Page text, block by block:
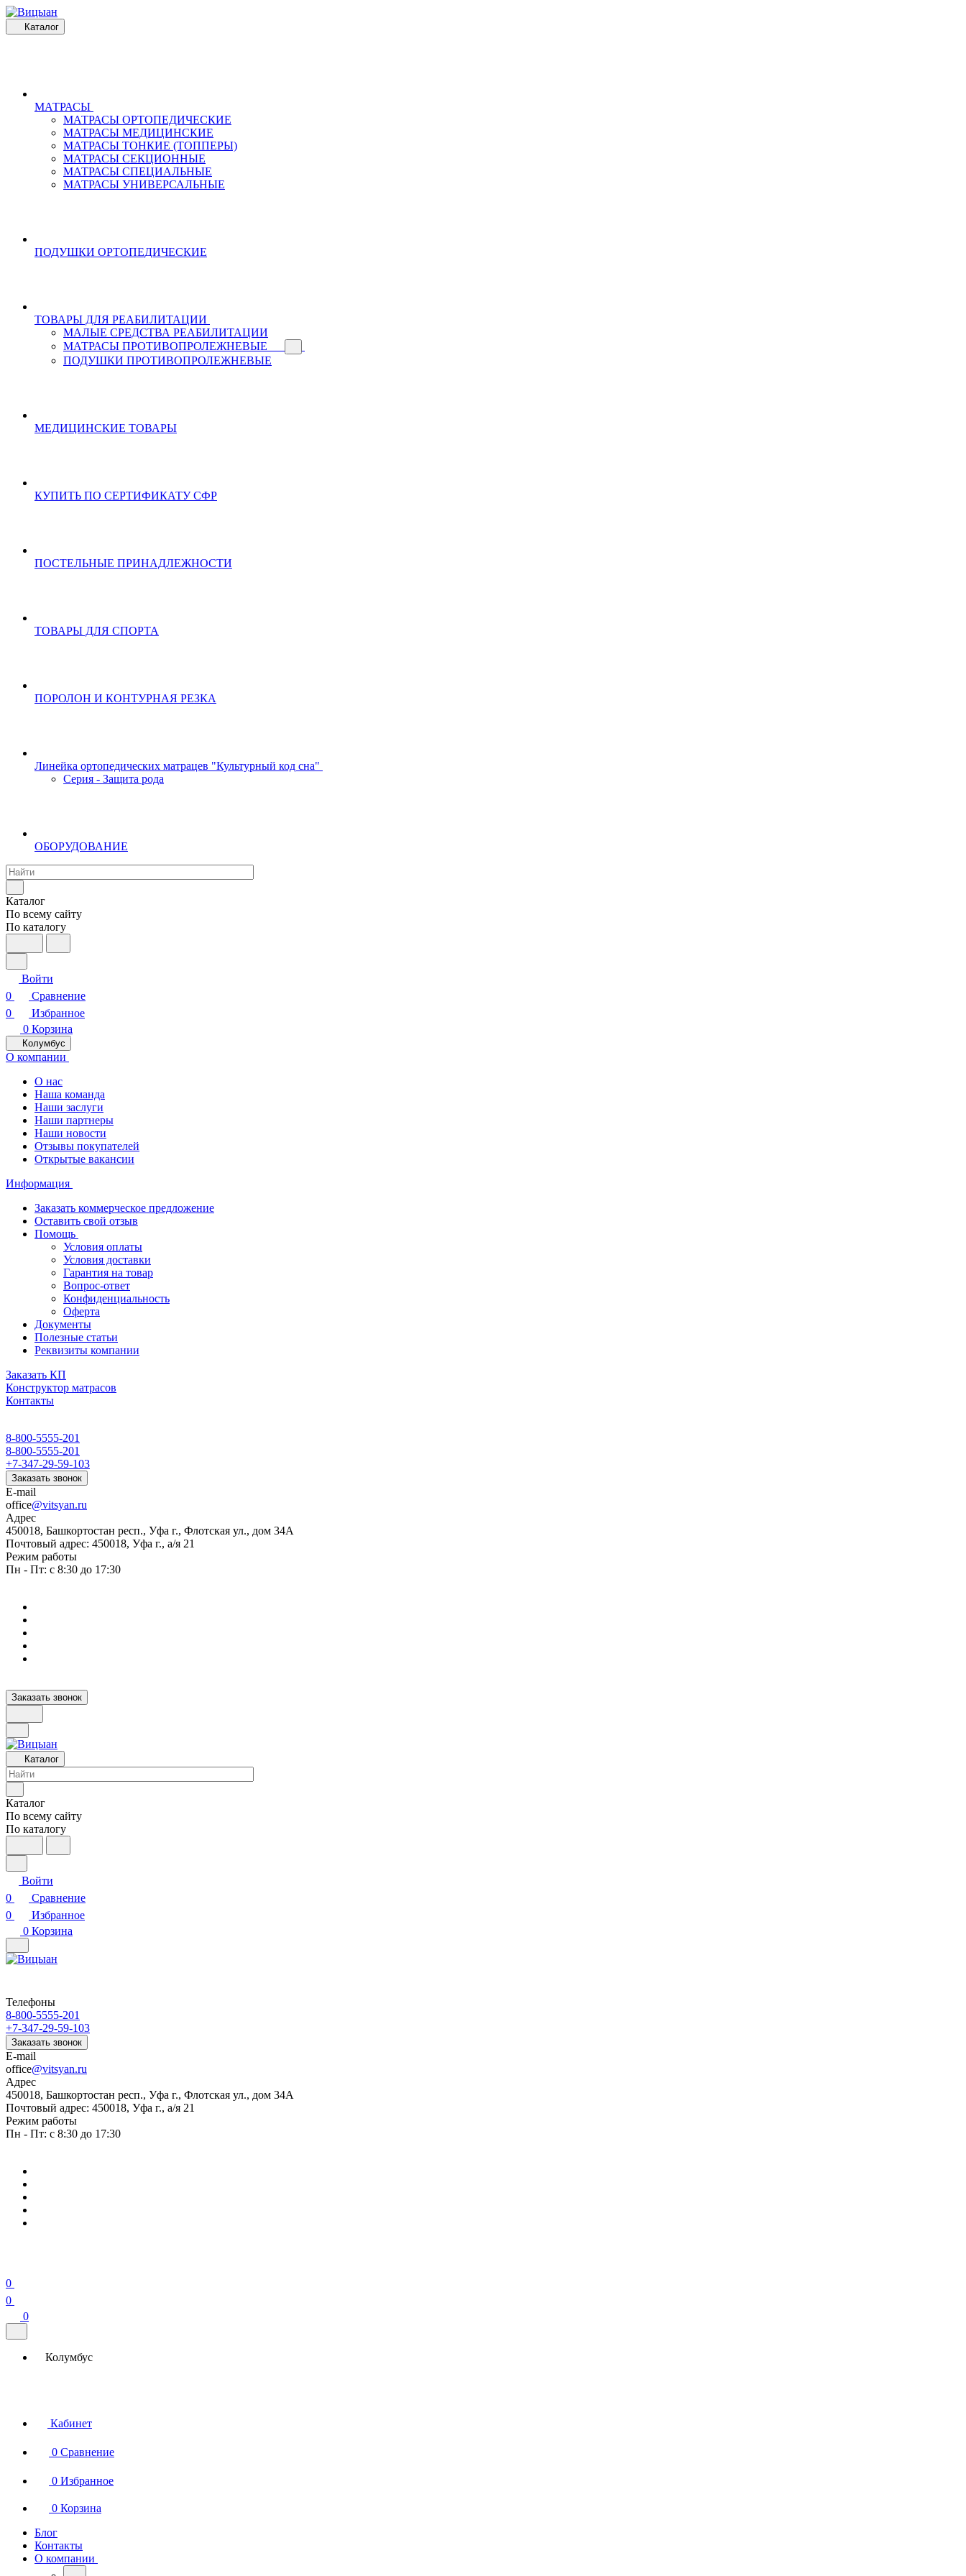
Каталог
МАТРАСЫ
МАТРАСЫ ОРТОПЕДИЧЕСКИЕ
МАТРАСЫ МЕДИЦИНСКИЕ
МАТРАСЫ ТОНКИЕ (ТОППЕРЫ)
МАТРАСЫ СЕКЦИОННЫЕ
МАТРАСЫ СПЕЦИАЛЬНЫЕ
МАТРАСЫ УНИВЕРСАЛЬНЫЕ
ПОДУШКИ ОРТОПЕДИЧЕСКИЕ
ТОВАРЫ ДЛЯ РЕАБИЛИТАЦИИ
МАЛЫЕ СРЕДСТВА РЕАБИЛИТАЦИИ
МАТРАСЫ ПРОТИВОПРОЛЕЖНЕВЫЕ
ПОДУШКИ ПРОТИВОПРОЛЕЖНЕВЫЕ
МЕДИЦИНСКИЕ ТОВАРЫ
КУПИТЬ ПО СЕРТИФИКАТУ СФР
ПОСТЕЛЬНЫЕ ПРИНАДЛЕЖНОСТИ
ТОВАРЫ ДЛЯ СПОРТА
ПОРОЛОН И КОНТУРНАЯ РЕЗКА
Линейка ортопедических матрацев "Культурный код сна"
Серия - Защита рода
ОБОРУДОВАНИЕ
Каталог
По всему сайту
По каталогу
Войти
0
Сравнение
0
Избранное
0 Корзина
Колумбус
О компании
О нас
Наша команда
Наши заслуги
Наши партнеры
Наши новости
Отзывы покупателей
Открытые вакансии
Информация
Заказать коммерческое предложение
Оставить свой отзыв
Помощь
Условия оплаты
Условия доставки
Гарантия на товар
Вопрос-ответ
Конфиденциальность
Оферта
Документы
Полезные статьи
Реквизиты компании
Заказать КП
Конструктор матрасов
Контакты
8-800-5555-201
8-800-5555-201
+7-347-29-59-103
Заказать звонок
E-mail
office@vitsyan.ru
Адрес
450018, Башкортостан респ., Уфа г., Флотская ул., дом 34А
Почтовый адрес: 450018, Уфа г., а/я 21
Режим работы
Пн - Пт: с 8:30 до 17:30
Заказать звонок
Каталог
Каталог
По всему сайту
По каталогу
Войти
0
Сравнение
0
Избранное
0 Корзина
Телефоны
8-800-5555-201
+7-347-29-59-103
Заказать звонок
E-mail
office@vitsyan.ru
Адрес
450018, Башкортостан респ., Уфа г., Флотская ул., дом 34А
Почтовый адрес: 450018, Уфа г., а/я 21
Режим работы
Пн - Пт: с 8:30 до 17:30
0
0
0
Колумбус
Кабинет
0 Сравнение
0 Избранное
0 Корзина
Блог
Контакты
О компании